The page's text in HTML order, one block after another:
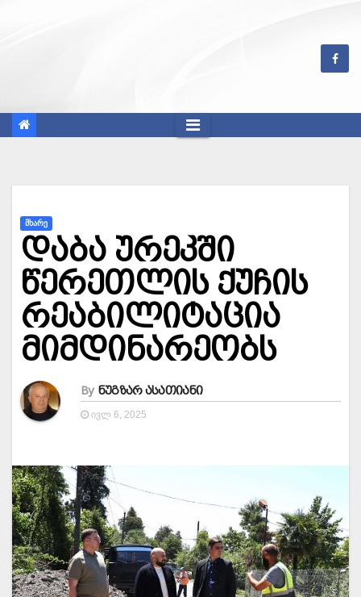
ᲛᲮᲐᲠᲔ
დაბა ურეკში
წერეთლის ქუჩის
რეაბილიტაცია
მიმდინარეობს
By ნუგზარ ასათიანი
ᲘᲕᲚ 6, 2025